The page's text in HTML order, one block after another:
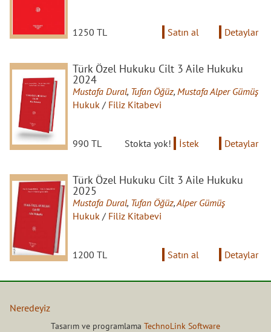
1250 TL Satın al Detaylar
Türk Özel Hukuku Cilt 3 Aile Hukuku
2024
Mustafa Dural, Tufan Öğüz, Mustafa Alper Gümüş
Hukuk / Filiz Kitabevi
990 TL Stokta yok! İstek Detaylar
Türk Özel Hukuku Cilt 3 Aile Hukuku
2025
Mustafa Dural, Tufan Öğüz,Alper Gümüş
Hukuk / Filiz Kitabevi
1200 TL Satın al Detaylar
Neredeyiz
İptal ve İade Koşulları
Tasarım ve programlama TechnoLink Software